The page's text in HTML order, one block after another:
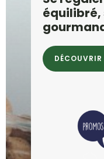
équilibré,